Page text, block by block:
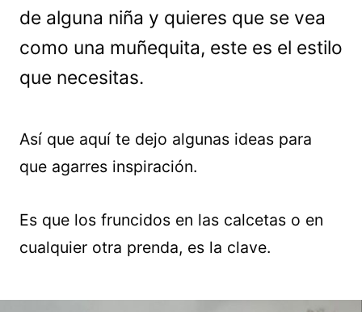
de alguna niña y quieres que se vea
como una muñequita, este es el estilo
que necesitas.
Así que aquí te dejo algunas ideas para
que agarres inspiración.
Es que los fruncidos en las calcetas o en
cualquier otra prenda, es la clave.